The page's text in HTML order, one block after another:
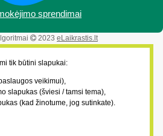
sprendimai
2023 eLaikrastis.lt
tik būtini slapukai:
veikimui),
slapukas (šviesi / tamsi tema),
(kad žinotume, jog sutinkate).